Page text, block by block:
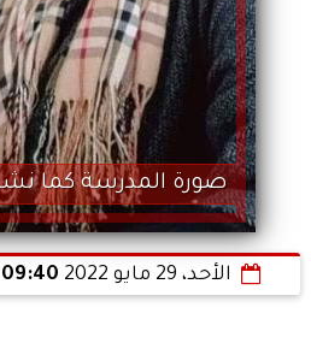
صورة المدرسة كما
الأحد، 29 مايو 2022 09:40 مـ